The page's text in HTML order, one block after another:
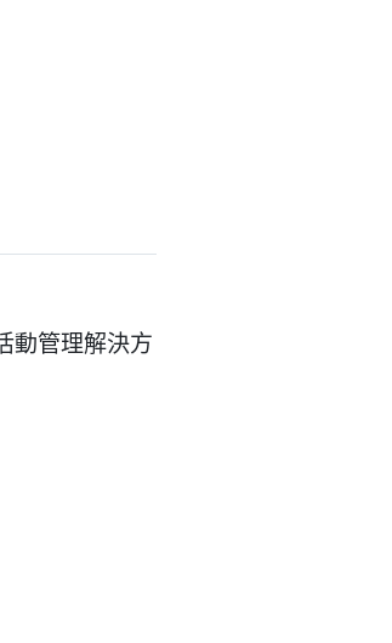
動管理解決方